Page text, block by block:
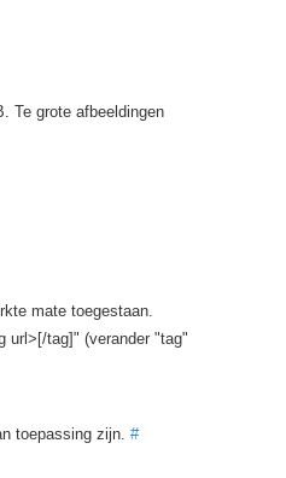
Te grote afbeeldingen
mate toegestaan.
url>[/tag]" (verander "tag"
toepassing zijn. #